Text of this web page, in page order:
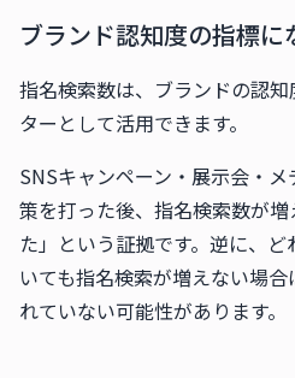
ブランド認知度の指標に
指名検索数は、ブランドの認
ターとして活用できます。
SNSキャンペーン・展示会・
策を打った後、指名検索数が
た」という証拠です。逆に、
いても指名検索が増えない場
れていない可能性があります。